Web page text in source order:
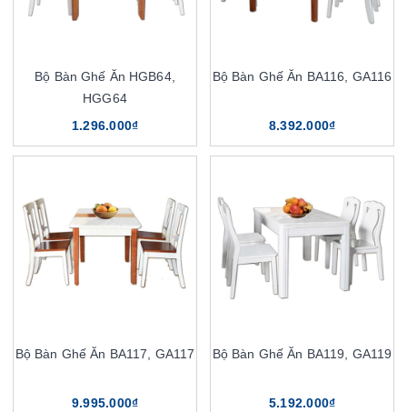
Bộ Bàn Ghế Ăn HGB64,
HGG64
1.296.000₫
Bộ Bàn Ghế Ăn BA116, GA116
8.392.000₫
Bộ Bàn Ghế Ăn BA117, GA117
9.995.000₫
Bộ Bàn Ghế Ăn BA119, GA119
5.192.000₫